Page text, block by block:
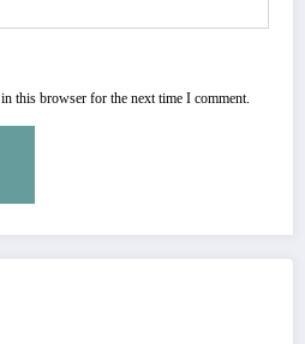
this browser for the next time I comment.